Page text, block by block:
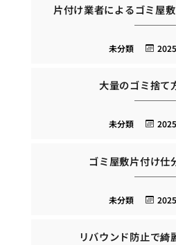
片付け業者によるゴミ屋
未分類
大量のゴミ捨て
未分類
ゴミ屋敷片付け仕
未分類
リバウンド防止で綺